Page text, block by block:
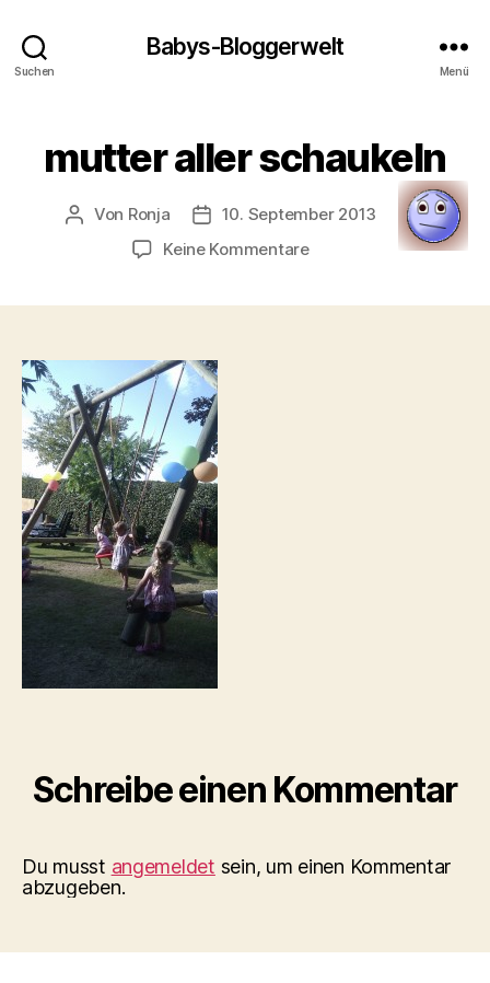
Suchen
Babys-Bloggerwelt
Menü
mutter aller schaukeln
Beitragsautor
Von Ronja Veröffentlichungsdatum
10. September 2013
Keine Kommentarezu
Schreibe einen Kommentar
Du musst angemeldet sein, um einen Kommentar
abzugeben.